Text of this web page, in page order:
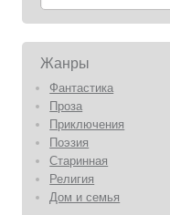
Жанры
Фантастика
Проза
Приключения
Поэзия
Старинная
Религия
Дом и семья